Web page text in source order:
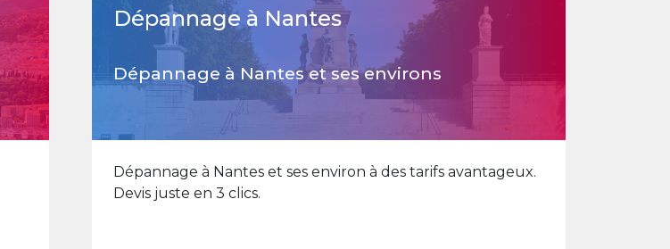
Dépannage à Nantes
Dépannage à Nantes et ses environs
Dépannage à Nantes et ses environ à des tarifs avantageux.
Devis juste en 3 clics.